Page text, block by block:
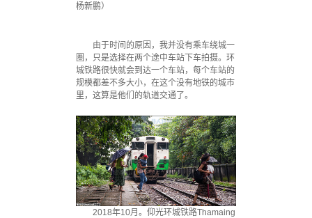
杨新鹏）
由于时间的原因，我并没有乘车绕城一
圈，只是选择在两个途中车站下车拍摄。环
城铁路很快就会到达一个车站，每个车站的
规模都差不多大小，在这个没有地铁的城市
里，这算是他们的轨道交通了。
2018年10月。仰光环城铁路Thamaing